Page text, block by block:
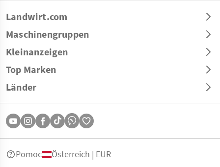
Landwirt.com
Maschinengruppen
Kleinanzeigen
Top Marken
Länder
Pomoc Österreich | EUR